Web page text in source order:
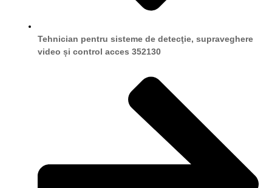
Tehnician pentru sisteme de detecţie, supraveghere
video și control acces 352130